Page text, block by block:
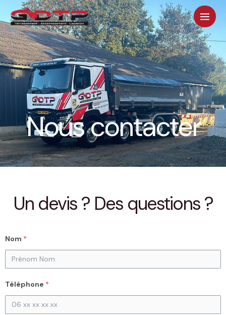
contenu
Nous contacter
Un devis ? Des questions ?
Nom *
Téléphone *